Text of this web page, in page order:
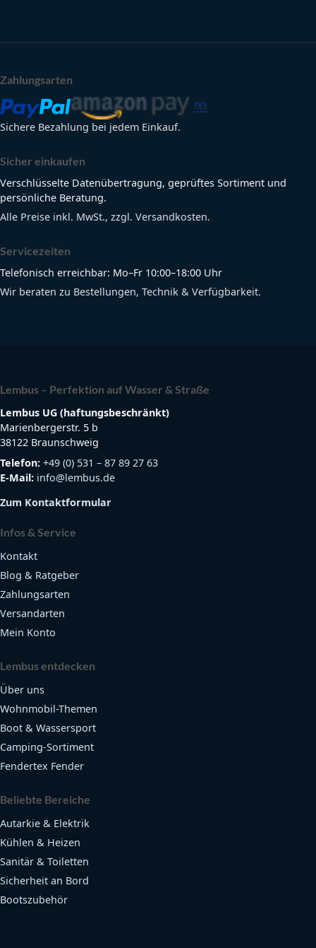
Zahlungsarten
Sichere Bezahlung bei jedem Einkauf.
Sicher einkaufen
Verschlüsselte Datenübertragung, geprüftes Sortiment und
persönliche Beratung.
Alle Preise inkl. MwSt., zzgl. Versandkosten.
Servicezeiten
Telefonisch erreichbar: Mo–Fr 10:00–18:00 Uhr
Wir beraten zu Bestellungen, Technik & Verfügbarkeit.
Lembus – Perfektion auf Wasser & Straße
Lembus UG (haftungsbeschränkt)
Marienbergerstr. 5 b
38122 Braunschweig
Telefon: +49 (0) 531 – 87 89 27 63
E-Mail: info@lembus.de
Zum Kontaktformular
Infos & Service
Kontakt
Blog & Ratgeber
Zahlungsarten
Versandarten
Mein Konto
Lembus entdecken
Über uns
Wohnmobil-Themen
Boot & Wassersport
Camping-Sortiment
Fendertex Fender
Beliebte Bereiche
Autarkie & Elektrik
Kühlen & Heizen
Sanitär & Toiletten
Sicherheit an Bord
Bootszubehör